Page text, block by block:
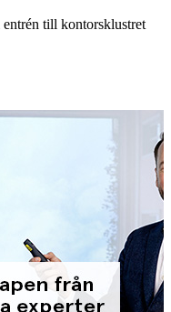
entrén till kontorsklustret